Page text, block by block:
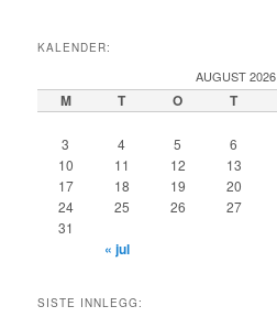
KALENDER:
AUGUST 2026
M T O T
3
4 5 6
10
11 12 13
17
18 19 20
24
25 26 27
31
« jul
SISTE INNLEGG: